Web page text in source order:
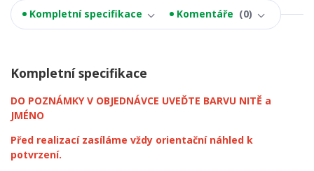
Kompletní specifikace Komentáře 0
Kompletní specifikace
DO POZNÁMKY V OBJEDNÁVCE UVEĎTE BARVU NITĚ a
JMÉNO
Před realizací zasíláme vždy orientační náhled k
potvrzení.